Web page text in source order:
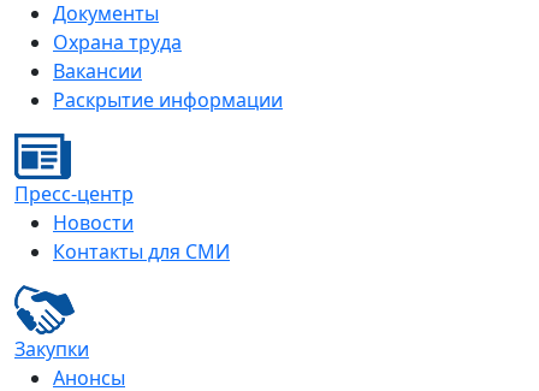
Документы
Охрана труда
Вакансии
Раскрытие информации
Пресс-центр
Новости
Контакты для СМИ
Закупки
Анонсы